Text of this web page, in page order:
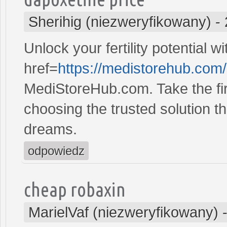
Sherihig (niezweryfikowany) -
Unlock your fertility potential
href=https://
MediStoreHub.com. Take the
choosing the trusted solution
dreams.
odpowiedz
cheap robaxin
MarielVaf (niezweryfikowany)